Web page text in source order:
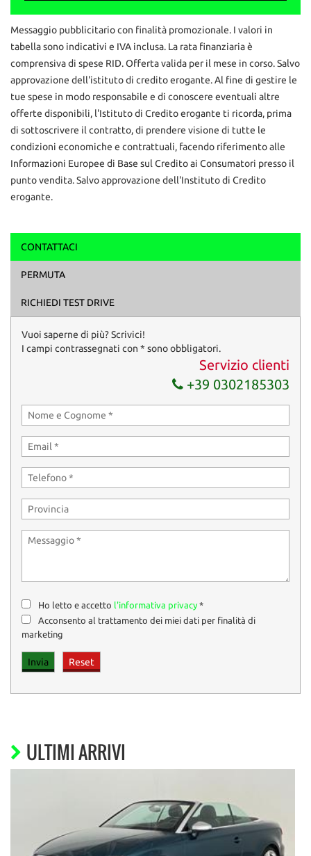
dotazione tecnica ed equipaggiamento, pertanto le informazioni
riportate non rappresentano vincolo contrattuale
Contattaci
Ho letto e accettol'informativa privacy*
Acconsento al trattamento dei miei dati per finalità di
Messaggio pubblicitario con finalità promozionale. I valori in
tabella sono indicativi e IVA inclusa. La rata finanziaria è
comprensiva di spese RID. Offerta valida per il mese in corso. Salvo
approvazione dell'istituto di credito erogante. Al fine di gestire le
tue spese in modo responsabile e di conoscere eventuali altre
offerte disponibili, l'Istituto di Credito erogante ti ricorda, prima
di sottoscrivere il contratto, di prendere visione di tutte le
condizioni economiche e contrattuali, facendo riferimento alle
Informazioni Europee di Base sul Credito ai Consumatori presso il
punto vendita. Salvo approvazione dell'Instituto di Credito
erogante.
CONTATTACI
PERMUTA
RICHIEDI TEST DRIVE
Vuoi saperne di più? Scrivici!
I campi contrassegnati con * sono obbligatori.
Servizio clienti
+39 0302185303
Ho letto e accetto l'informativa privacy*
Acconsento al trattamento dei miei dati per finalità di
marketing
ULTIMI ARRIVI